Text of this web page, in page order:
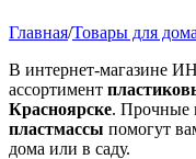
Главная/Товары для дома
В интернет-магазине
ассортимент
Красноярске. Прочные
пластмассы помогут
дома или в саду.